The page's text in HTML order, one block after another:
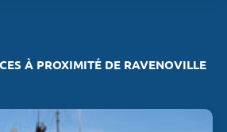
À PROXIMITÉ DE RAVENOVILLE